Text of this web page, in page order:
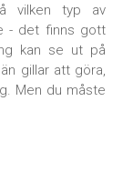
vilken typ av
- det finns gott
kan se ut på
gillar att göra,
Men du måste